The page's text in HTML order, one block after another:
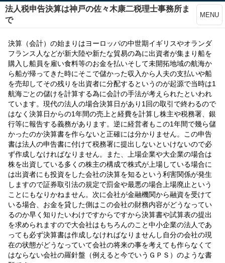
法人税申告決算は神戸の佐々木康二税理士事務所ま
で
MENU
決算（会計）の始まりはヨーロッパの中世期イギリスやオランダ
フランス人などが新大陸や新たな貿易の為に出資者が集まり船を
購入し船員を雇い食料等のお金を払いそして未開拓地域の航海か
ら船が帰ってきた時にそこで儲かった収入から人夫の支払いや船
を売却してその残りを出資者に分配するというのが起源で当時は1
航海ごとの儲けを計算する為に会計の手法が考えられたといわれ
ています。現代の法人の場合決算日があり1回の取引で終わるので
はなく決算日からの1年間の売上と経費を計算し株主や税務署、銀
行等に報告する義務があります。逆に経営者もこの1年間で幾ら儲
かったのか決算書を作らないと正確には分かりません。この申告
書は法人の申告書に付けて税務署に提出しないといけないので必
ず作成しなければなりません。また、上場企業や大企業の場合は
株を出資している多くの株主の構成で株式が上場している場合に
は出資者にも投資をした会社の決算を知るという利害関係が発生
しますので証券取引法の規定で罰金や最悪の場合上場廃止という
ことにもなりかねません。次に会社が金融機関から融資を受けて
いる場合、お金を貸した側はこの会社の財務内容がどうなってい
るのか早く知りたいわけですからですから決算書や試算表の提出
を求められますので大会社はもちろんのこと中小企業の法人であ
っても必ず決算書は作成しなければなりませんし自分の会社の現
在の状態がどうなっていて会社の将来の事を考えても作らなくて
はならない会社の羅針盤（例えると今でいうＧＰＳ）のような書